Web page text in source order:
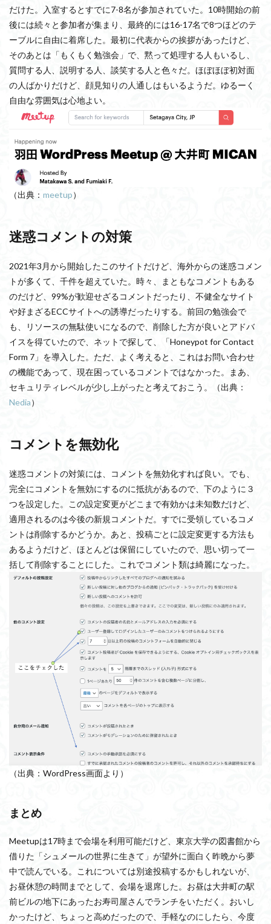
だけた。入室するとすでに7-8名が参加されていた。10時開始の前
後には続々と参加者が集まり、最終的には16-17名で8つほどのテ
ーブルに自由に着席した。最初に代表からの挨拶があったけど、
そのあとは「もくもく勉強会」で、黙って処理する人もいるし、
質問する人、説明する人、談笑する人と色々だ。ほぼほぼ初対面
の人ばかりだけど、顔見知りの人通しはもいるようだ。ゆるーく
自由な雰囲気は心地よい。
（出典： meetup）
迷惑コメントの対策
2021年3月から開始したこのサイトだけど、海外からの迷惑コメン
トが多くて、千件を超えていた。時々、まともなコメントもある
のだけど、99%が歓迎せざるコメントだったり、不健全なサイト
や好まざるECCサイトへの誘導だったりする。前回の勉強会で
も、リソースの無駄使いになるので、削除した方が良いとアドバ
イスを得ていたので、ネットで探して、「Honeypot for Contact
Form 7」を導入した。ただ、よく考えると、これはお問い合わせ
の機能であって、現在困っているコメントではなかった。まあ、
セキュリティレベルが少し上がったと考えておこう。
（出典：
Nedia）
コメントを無効化
迷惑コメントの対策には、コメントを無効化すれば良い。でも、
完全にコメントを無効にするのに抵抗があるので、下のように３
つを設定した。この設定変更がどこまで有効かは未知数だけど、
適用されるのは今後の新規コメントだ。すでに受領しているコメ
ントは削除するかどうか。あと、投稿ごとに設定変更する方法も
あるようだけど、ほとんどは保留にしていたので、思い切って一
括して削除することにした。これでコメント類は綺麗になった。
（出典：WordPress画面より）
まとめ
Meetupは17時まで会場を利用可能だけど、東京大学の図書館から
借りた「シュメールの世界に生きて」が望外に面白く昨晩から夢
中で読んでいる。これについては別途投稿するかもしれないが、
お昼休憩の時間までとして、会場を退席した。お昼は大井町の駅
前ビルの地下にあったお寿司屋さんでランチをいただく。おいし
かったけど、ちょっと高めだったので、手軽なのにしたら、今度